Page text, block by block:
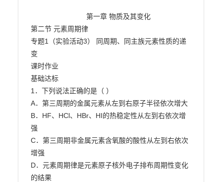
第二节 元素周期律
专题1（实验活动3） 同周期、同主族元素性质的递
变
课时作业
基础达标
1．下列说法正确的是（ ）
A．第三周期的金属元素从左到右原子半径依次增大
B．HF、HCl、HBr、HI的热稳定性从左到右依次增
强
C．第三周期非金属元素含氧酸的酸性从左到右依次
增强
D．元素周期律是元素原子核外电子排布周期性变化
的结果